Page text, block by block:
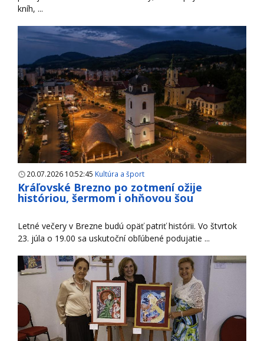
kníh, ...
20.07.2026 10:52:45 Kultúra a šport
Kráľovské Brezno po zotmení ožije
históriou, šermom i ohňovou šou
Letné večery v Brezne budú opäť patriť histórii. Vo štvrtok
23. júla o 19.00 sa uskutoční obľúbené podujatie ...